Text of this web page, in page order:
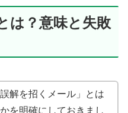
は？意味と失敗
解を招くメール」とは
を明確にしておきまし